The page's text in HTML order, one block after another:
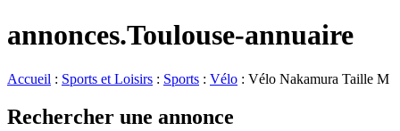
annonces.Toulouse-annuaire
Accueil : Sports et Loisirs : Sports : Vélo : Vélo Nakamura Taille M
Rechercher une annonce